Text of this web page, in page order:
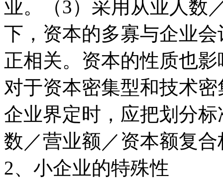
业。（3）采用从业人数
下，资本的多寡与企业
正相关。资本的性质也
对于资本密集型和技术
企业界定时，应把划分
数／营业额／资本额复合
2、小企业的特殊性